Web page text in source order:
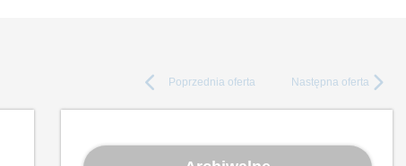
Poprzednia oferta Następna oferta